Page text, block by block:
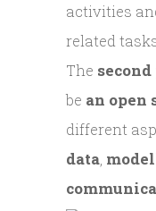
activities
related
The second
be an open
different
data,